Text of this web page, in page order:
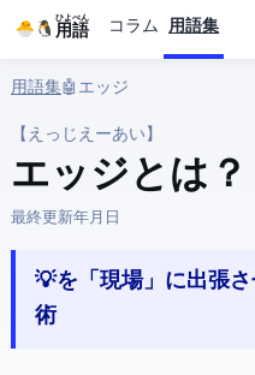
IT用語
ひよぺん コラム 用語集
用語集› 🤖 AI › エッジAI
【えっじえーあい】
エッジAI とは？
最終更新:2026年4月18日
💡 AIを「現場」に出張
術